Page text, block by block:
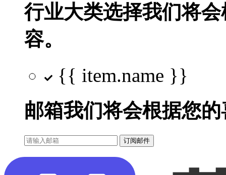
行业大类选择我们将
容。
{{ item.name }}
邮箱我们将会根据您
订阅邮件